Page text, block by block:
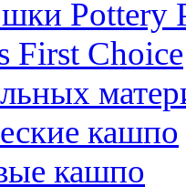
Pottery
First Choice
кашпо
кашпо